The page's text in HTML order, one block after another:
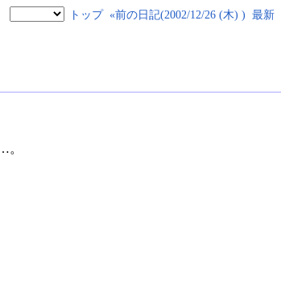
トップ «前の日記(2002/12/26 (木) ) 最新
。